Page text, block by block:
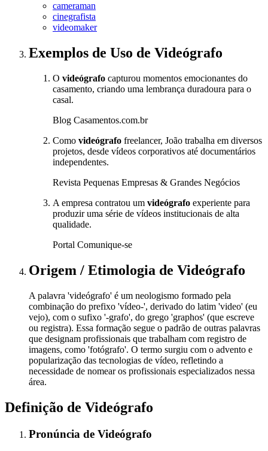
cameraman
cinegrafista
videomaker
Exemplos de Uso de Videógrafo
O videógrafo capturou momentos emocionantes do
casamento, criando uma lembrança duradoura para o
casal.
Blog Casamentos.com.br
Como videógrafo freelancer, João trabalha em diversos
projetos, desde vídeos corporativos até documentários
independentes.
Revista Pequenas Empresas & Grandes Negócios
A empresa contratou um videógrafo experiente para
produzir uma série de vídeos institucionais de alta
qualidade.
Portal Comunique-se
Origem / Etimologia de Videógrafo
A palavra 'videógrafo' é um neologismo formado pela
combinação do prefixo 'vídeo-', derivado do latim 'video' (eu
vejo), com o sufixo '-grafo', do grego 'graphos' (que escreve
ou registra). Essa formação segue o padrão de outras palavras
que designam profissionais que trabalham com registro de
imagens, como 'fotógrafo'. O termo surgiu com o advento e
popularização das tecnologias de vídeo, refletindo a
necessidade de nomear os profissionais especializados nessa
área.
Definição de Videógrafo
Pronúncia de Videógrafo